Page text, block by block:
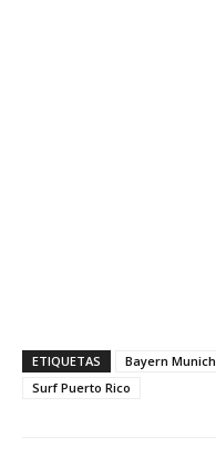
ETIQUETAS Bayern Munich
Surf Puerto Rico